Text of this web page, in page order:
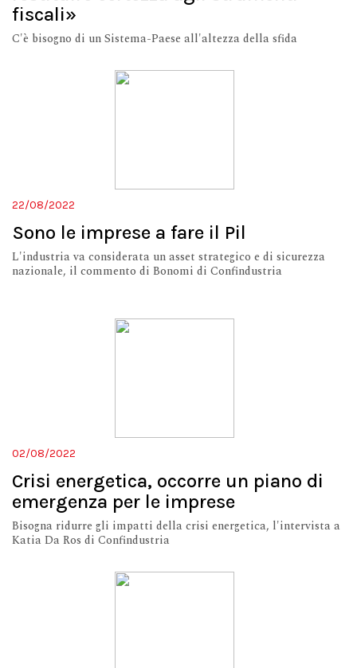
fiscali»
C'è bisogno di un Sistema-Paese all'altezza della sfida
22/08/2022
Sono le imprese a fare il Pil
L'industria va considerata un asset strategico e di sicurezza
nazionale, il commento di Bonomi di Confindustria
02/08/2022
Crisi energetica, occorre un piano di
emergenza per le imprese
Bisogna ridurre gli impatti della crisi energetica, l'intervista a
Katia Da Ros di Confindustria